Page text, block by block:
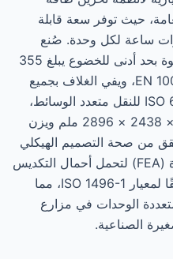
حيث توفر سعة قابلة
تتراوح بين 1 و2 ميجاوات ساعة لكل وحدة. صُنع
الغلاف من فولاذ كورتن عالي القوة بحد أدنى للخضوع يبلغ 355
ميجا باسكال وفقًا للمعيار EN 10025-2، ويفي الغلاف بجميع
متطلبات الأبعاد وفقًا للمعيار ISO 668 للنقل متعدد الوسائط،
حيث تبلغ أبعاده الخارجية 6058 × 2438 × 2896 ملم ويزن
تم التحقق من صحة التصميم الهيكلي
من خلال تحليل العناصر المحدودة (FEA) لتحمل أحمال التكديس
التي تصل إلى 192,000 كجم وفقًا لمعيار ISO 1496-1، مما
الوحدات في مزارع
الصناعية.